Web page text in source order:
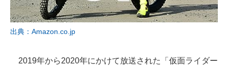
出典：Amazon.co.jp
2019年から2020年にかけて放送された「仮面ライダー